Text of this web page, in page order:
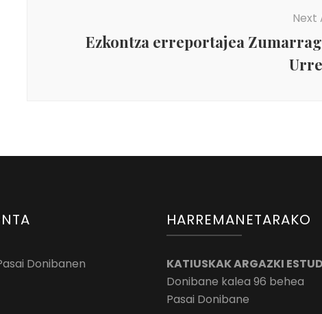
Next
Ezkontza erreportajea
Donibanen
HARREMANETARAKO
KATIUSKAK ARGAZKI
Donibane kalea 96 behea
Pasai Donibane